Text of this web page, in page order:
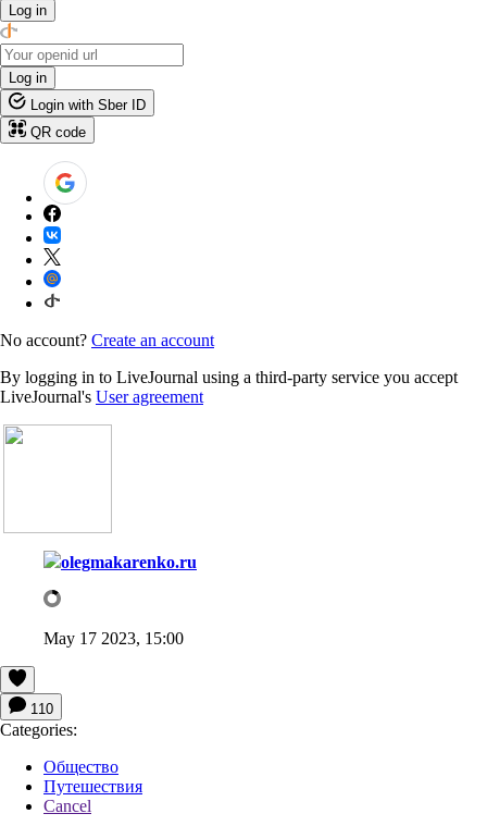
Log in
Log in
Login with Sber ID
QR code
No account? Create an account
By logging in to LiveJournal using a third-party service you accept
LiveJournal's User agreement
olegmakarenko.ru
May 17 2023, 15:00
110
Categories:
Общество
Путешествия
Cancel